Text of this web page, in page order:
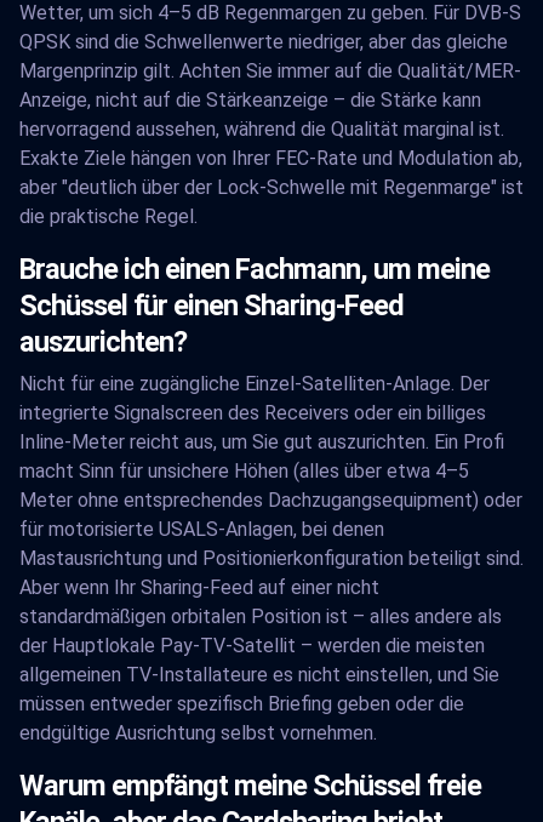
Wetter, um sich 4–5 dB Regenmargen zu geben. Für DVB-S
QPSK sind die Schwellenwerte niedriger, aber das gleiche
Margenprinzip gilt. Achten Sie immer auf die Qualität/MER-
Anzeige, nicht auf die Stärkeanzeige – die Stärke kann
hervorragend aussehen, während die Qualität marginal ist.
Exakte Ziele hängen von Ihrer FEC-Rate und Modulation ab,
aber "deutlich über der Lock-Schwelle mit Regenmarge" ist
die praktische Regel.
Brauche ich einen Fachmann, um meine
Schüssel für einen Sharing-Feed
auszurichten?
Nicht für eine zugängliche Einzel-Satelliten-Anlage. Der
integrierte Signalscreen des Receivers oder ein billiges
Inline-Meter reicht aus, um Sie gut auszurichten. Ein Profi
macht Sinn für unsichere Höhen (alles über etwa 4–5
Meter ohne entsprechendes Dachzugangsequipment) oder
für motorisierte USALS-Anlagen, bei denen
Mastausrichtung und Positionierkonfiguration beteiligt sind.
Aber wenn Ihr Sharing-Feed auf einer nicht
standardmäßigen orbitalen Position ist – alles andere als
der Hauptlokale Pay-TV-Satellit – werden die meisten
allgemeinen TV-Installateure es nicht einstellen, und Sie
müssen entweder spezifisch Briefing geben oder die
endgültige Ausrichtung selbst vornehmen.
Warum empfängt meine Schüssel freie